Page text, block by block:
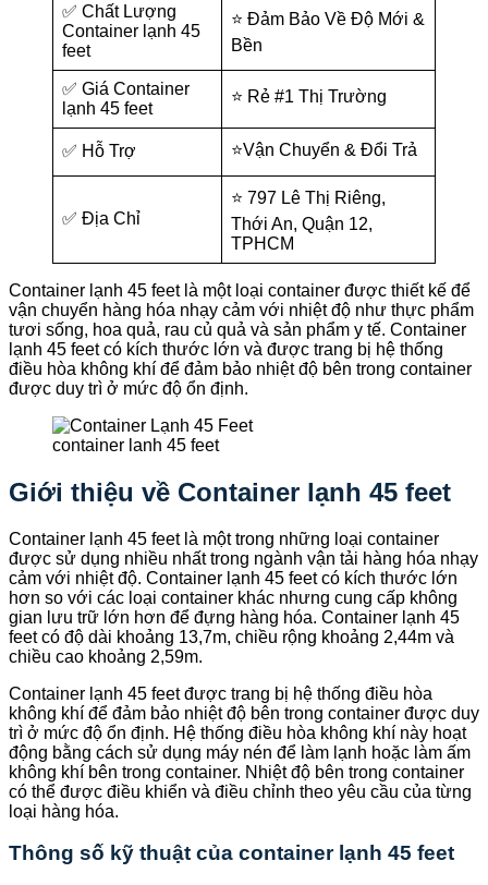
✅ Chất Lượng
Container lạnh 45
feet
⭐ Đảm Bảo Về Độ Mới &
Bền
✅ Giá Container
lạnh 45 feet
⭐ Rẻ #1 Thị Trường
✅ Hỗ Trợ ⭐Vận Chuyển & Đổi Trả
✅ Địa Chỉ
⭐ 797 Lê Thị Riêng,
Thới An, Quận 12,
TPHCM
Container lạnh 45 feet là một loại container được thiết kế để
vận chuyển hàng hóa nhạy cảm với nhiệt độ như thực phẩm
tươi sống, hoa quả, rau củ quả và sản phẩm y tế. Container
lạnh 45 feet có kích thước lớn và được trang bị hệ thống
điều hòa không khí để đảm bảo nhiệt độ bên trong container
được duy trì ở mức độ ổn định.
container lanh 45 feet
Giới thiệu về Container lạnh 45 feet
Container lạnh 45 feet là một trong những loại container
được sử dụng nhiều nhất trong ngành vận tải hàng hóa nhạy
cảm với nhiệt độ. Container lạnh 45 feet có kích thước lớn
hơn so với các loại container khác nhưng cung cấp không
gian lưu trữ lớn hơn để đựng hàng hóa. Container lạnh 45
feet có độ dài khoảng 13,7m, chiều rộng khoảng 2,44m và
chiều cao khoảng 2,59m.
Container lạnh 45 feet được trang bị hệ thống điều hòa
không khí để đảm bảo nhiệt độ bên trong container được duy
trì ở mức độ ổn định. Hệ thống điều hòa không khí này hoạt
động bằng cách sử dụng máy nén để làm lạnh hoặc làm ấm
không khí bên trong container. Nhiệt độ bên trong container
có thể được điều khiển và điều chỉnh theo yêu cầu của từng
loại hàng hóa.
Thông số kỹ thuật của container lạnh 45 feet